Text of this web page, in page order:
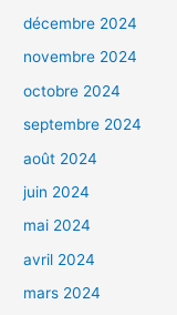
décembre 2024
novembre 2024
octobre 2024
septembre 2024
août 2024
juin 2024
mai 2024
avril 2024
mars 2024